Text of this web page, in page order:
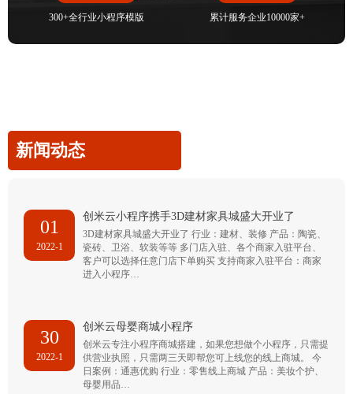
300+全行业小程序模版 累计服务企业10000家+
新闻动态
01
2022-1
创米云小程序携手3D建材家具城盛大开业了
3D建材家具城盛大开业了 行业：建材、装修 产品：陶瓷、
瓷砖、卫浴、软装等等 多门店入驻、各个商家入驻平台、
客户可以选择任意门店下单购买 支持商家入驻平台：商家
进入小程序…
30
2022-1
创米云母婴商城小程序
创米云专注小程序商城搭建，如果您想做个小程序，只需提
供营业执照，只需两三天即帮您可上线您的线上商城。 今
日案例：通惠优购 行业：零售线上商城 产品：美妆个护、
母婴用品…